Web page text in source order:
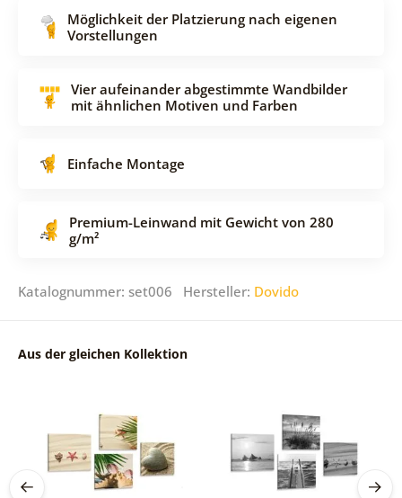
Möglichkeit der Platzierung nach eigenen
Vorstellungen
Vier aufeinander abgestimmte Wandbilder
mit ähnlichen Motiven und Farben
Einfache Montage
Premium-Leinwand mit Gewicht von 280
g/m²
Katalognummer: set006 Hersteller: Dovido
Aus der gleichen Kollektion